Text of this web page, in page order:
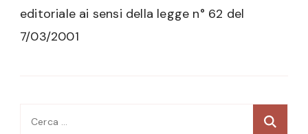
editoriale ai sensi della legge n° 62 del
7/03/2001
Ricerca